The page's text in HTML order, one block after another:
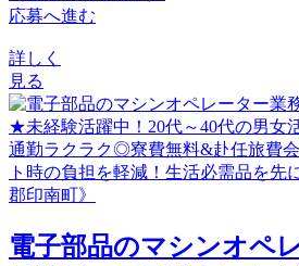
応募へ進む
詳しく
見る
電子部品のマシンオペ